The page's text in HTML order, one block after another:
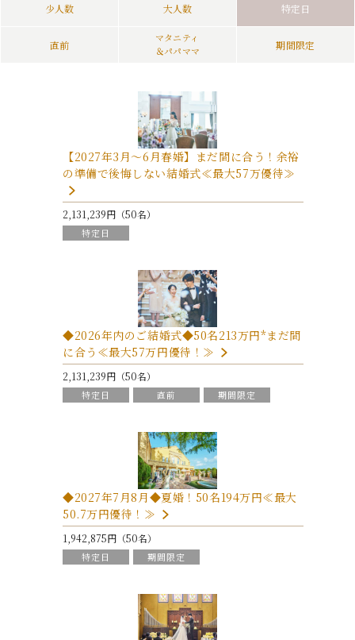
少人数 大人数 特定日
直前
マタニティ
＆パパママ
期間限定
【2027年3月～6月春婚】まだ間に合う！余裕
の準備で後悔しない結婚式≪最大57万優待≫
2,131,239円（50名）
特定日
◆2026年内のご結婚式◆50名213万円*まだ間
に合う≪最大57万円優待！≫
2,131,239円（50名）
特定日 直前 期間限定
◆2027年7月8月◆夏婚！50名194万円≪最大
50.7万円優待！≫
1,942,875円（50名）
特定日 期間限定